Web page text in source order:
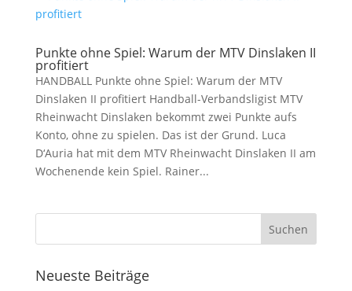
Punkte ohne Spiel: Warum der MTV Dinslaken II
profitiert
HANDBALL Punkte ohne Spiel: Warum der MTV
Dinslaken II profitiert Handball-Verbandsligist MTV
Rheinwacht Dinslaken bekommt zwei Punkte aufs
Konto, ohne zu spielen. Das ist der Grund. Luca
D‘Auria hat mit dem MTV Rheinwacht Dinslaken II am
Wochenende kein Spiel. Rainer...
Neueste Beiträge